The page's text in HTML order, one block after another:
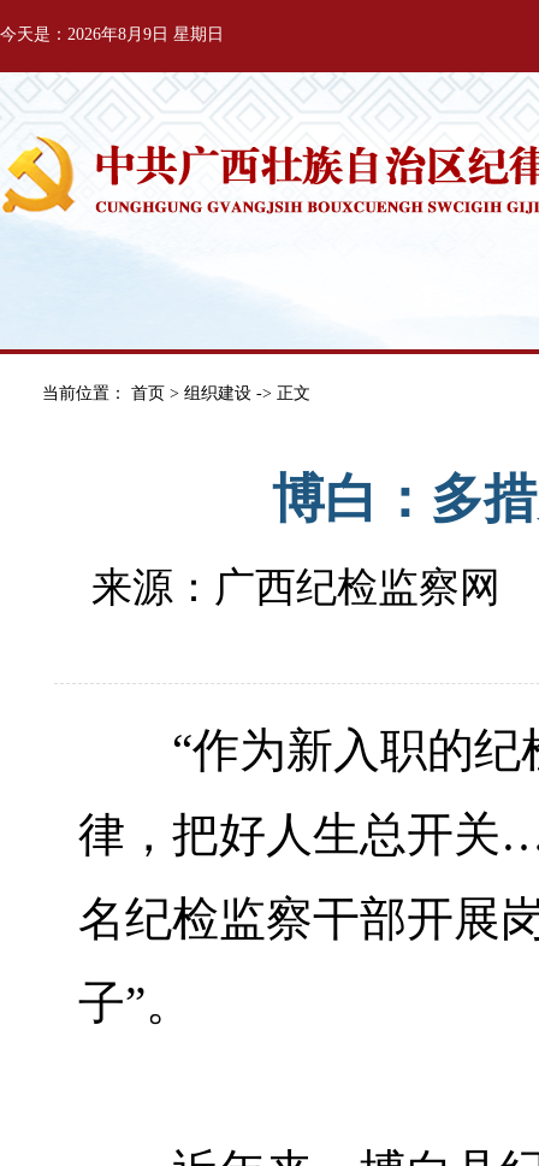
今天是：2026年8月9日 星期日
当前位置： 首页 > 组织建设 -> 正文
博白：多
来源：广西纪检监察网
“作为新入职的纪
律，把好人生总开关
名纪检监察干部开展
子”。